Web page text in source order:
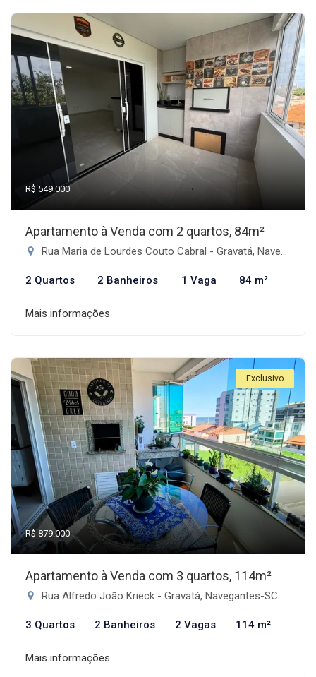
R$ 549.000
Apartamento à Venda com 2 quartos, 84m²
Rua Maria de Lourdes Couto Cabral - Gravatá, Navegantes-SC
2 Quartos 2 Banheiros 1 Vaga 84 m²
Mais informações
Exclusivo
R$ 879.000
Apartamento à Venda com 3 quartos, 114m²
Rua Alfredo João Krieck - Gravatá, Navegantes-SC
3 Quartos 2 Banheiros 2 Vagas 114 m²
Mais informações